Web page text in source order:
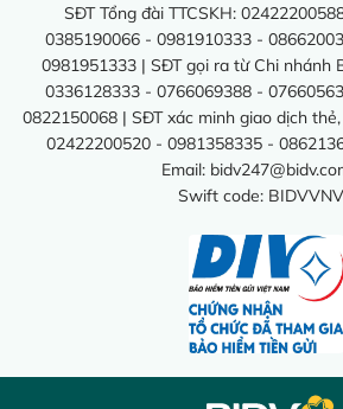
SĐT Tổng đài TTCSKH:
0385190066 - 0981910333 -
0981951333 | SĐT gọi ra từ Chi nhánh
0336128333 - 0766069388 -
0822150068 | SĐT xác minh giao dịch
02422200520 - 0981358335 -
Email:
Swift code: